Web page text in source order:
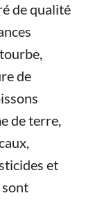
de qualité
de
de terre,
et